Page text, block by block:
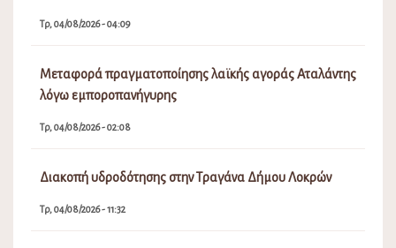
Τρ, 04/08/2026 - 04:09
Μεταφορά πραγματοποίησης λαϊκής αγοράς Αταλάντης
λόγω εμποροπανήγυρης
Τρ, 04/08/2026 - 02:08
Διακοπή υδροδότησης στην Τραγάνα Δήμου Λοκρών
Τρ, 04/08/2026 - 11:32